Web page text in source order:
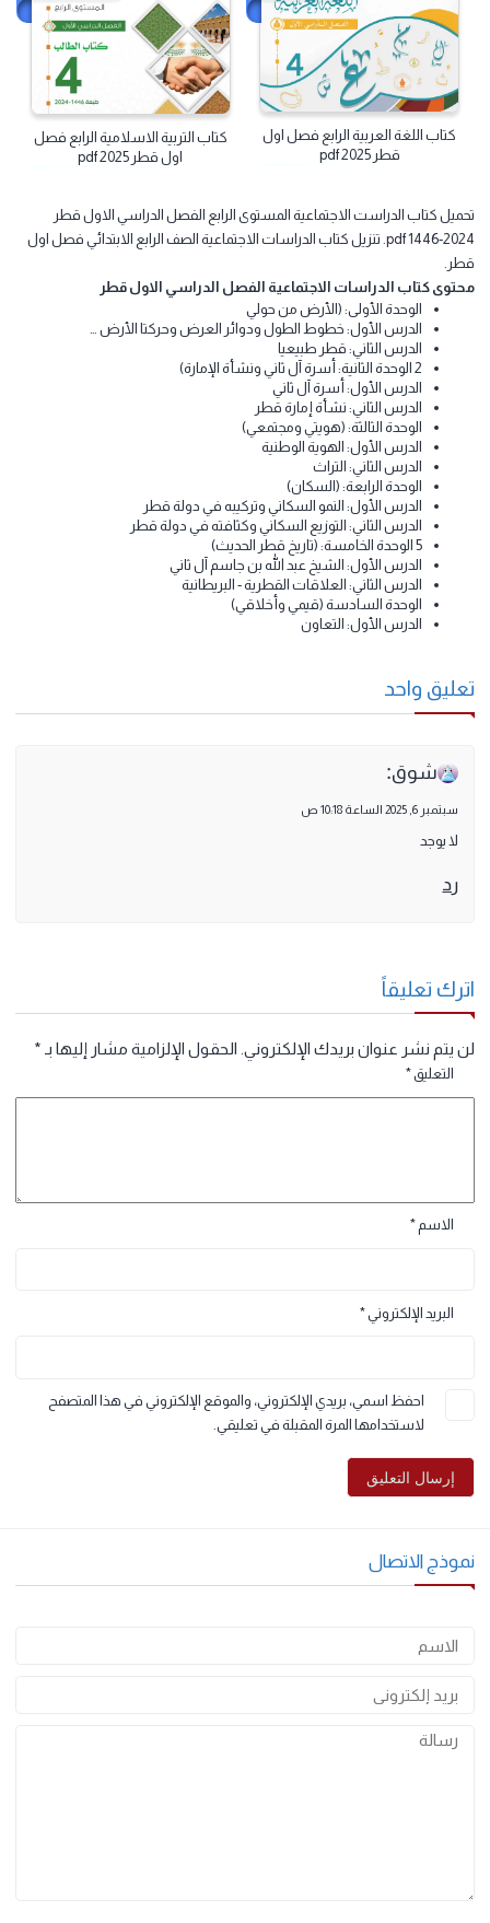
كتاب
كتاب اللغة العربية الرابع فصل اول
كتاب
كتاب التربية الاسلامية الرابع فصل
كتاب الدراست الاجتماعية المستوى الرابع الفصل الدراسي الاول قطر
2024-1446 pdf. تنزيل كتاب الدراسات الاجتماعية الصف الرابع الابتدائي فصل اول
كتاب الدراسات الاجتماعية الفصل الدراسي الاول قطر
الوحدة الأولى: (الأرض من حولي
الدرس الأول: خطوط الطول ودوائر العرض وحركتا الأرض …
الدرس الثاني: قطر طبيعيا
2 الوحدة الثانية: أسرة آل ثاني ونشأة الإمارة)
الدرس الأول: أسرة آل ثاني
الدرس الثاني: نشأة إمارة قطر
الوحدة الثالثة: (هويتي ومجتمعي)
الدرس الأول: الهوية الوطنية
الدرس الثاني: التراث
الوحدة الرابعة: (السكان)
الدرس الأول: النمو السكاني وتركيبه في دولة قطر
5 الوحدة الخامسة: (تاريخ قطر الحديث)
الدرس الأول: الشيخ عبد الله بن جاسم آل ثاني
الدرس الأول: التعاون
واحد
لا يوجد
يتم نشر عنوان بريدك الإلكتروني.الحقول الإلزامية مشار إليها بـ*
التعليق*
البريد الإلكتروني*
احفظ اسمي، بريدي الإلكتروني، والموقع الإلكتروني في هذا المتصفح
الاتصال